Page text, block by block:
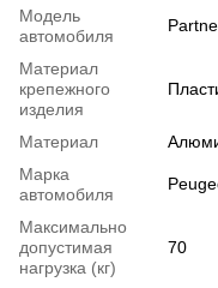
Модель
автомобиля
Материал
крепежного
изделия
Материал
Марка
автомобиля
Максимально
допустимая
нагрузка (кг)
70